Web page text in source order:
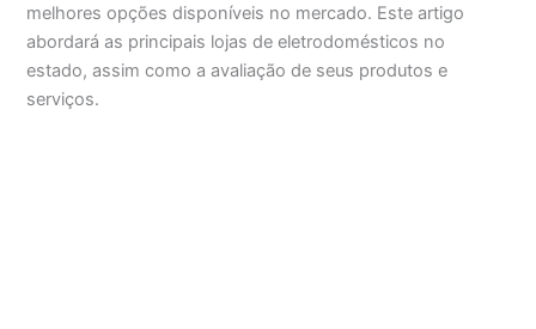
melhores opções disponíveis no mercado. Este artigo
abordará as principais lojas de eletrodomésticos no
estado, assim como a avaliação de seus produtos e
serviços.